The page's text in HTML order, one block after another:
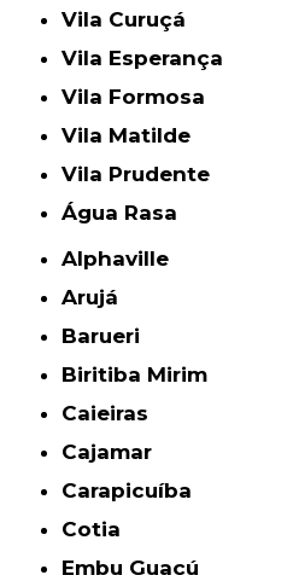
Vila Curuçá
Vila Esperança
Vila Formosa
Vila Matilde
Vila Prudente
Água Rasa
Alphaville
Arujá
Barueri
Biritiba Mirim
Caieiras
Cajamar
Carapicuíba
Cotia
Embu Guaçú